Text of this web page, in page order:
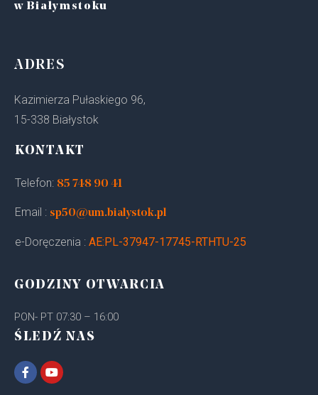
w Białymstoku
ADRES
Kazimierza Pułaskiego 96,
15-338 Białystok
KONTAKT
Telefon: 85 748 90 41
Email : sp50@um.bialystok.pl
e-Doręczenia : AE:PL-37947-17745-RTHTU-25
GODZINY OTWARCIA
PON- PT 07:30 – 16:00
ŚLEDŹ NAS